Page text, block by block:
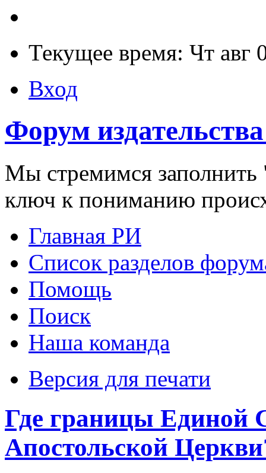
Текущее время: Чт авг
Вход
Форум
Мы стремимся заполнить
ключ к пониманию
Главная РИ
Список разделов
Помощь
Поиск
Наша команда
Версия для печати
Где границы Единой
Апостольской